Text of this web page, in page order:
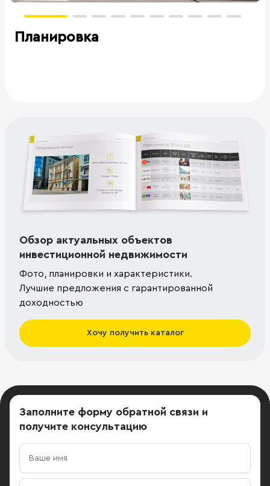
Планировка
Обзор актуальных объектов
инвестиционной недвижимости
Фото, планировки и характеристики.
Лучшие предложения с гарантированной
доходностью
Хочу получить каталог
Заполните форму обратной связи и
получите консультацию